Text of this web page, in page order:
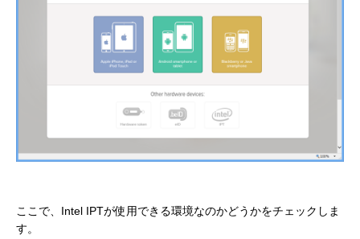
ここで、Intel IPTが使用できる環境なのかどうかをチェックしま
す。